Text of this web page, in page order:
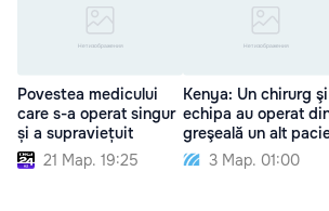
Povestea medicului
care s-a operat singur
și a supraviețuit
21 Мар. 19:25
Kenya: Un chirurg şi
echipa au operat
greşeală un alt
3 Мар. 01:00